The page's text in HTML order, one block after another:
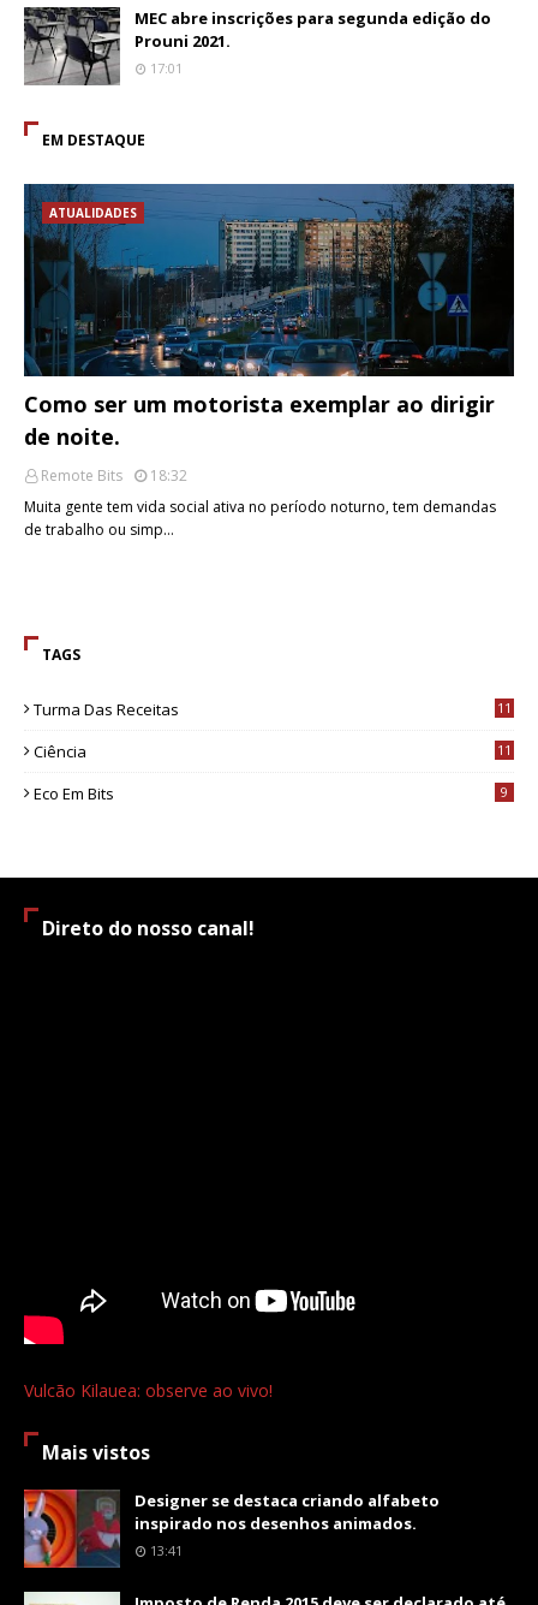
MEC abre inscrições para segunda edição do
Prouni 2021.
17:01
EM DESTAQUE
ATUALIDADES
Como ser um motorista exemplar ao dirigir
de noite.
Remote Bits
18:32
Muita gente tem vida social ativa no período noturno, tem demandas
de trabalho ou simp…
TAGS
Turma Das Receitas 11
Ciência 11
Eco Em Bits 9
Direto do nosso canal!
Vulcão Kilauea: observe ao vivo!
Mais vistos
Designer se destaca criando alfabeto
inspirado nos desenhos animados.
13:41